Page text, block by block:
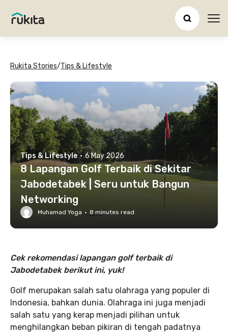
Rukita Stories/Tips & Lifestyle
Tips & Lifestyle · 6 May 2026
8 Lapangan Golf Terbaik di Sekitar
Jabodetabek | Seru untuk Bangun
Networking
Muhamad Yoga · 8 minutes read
Cek rekomendasi lapangan golf terbaik di
Jabodetabek berikut ini, yuk!
Golf merupakan salah satu olahraga yang populer di
Indonesia, bahkan dunia. Olahraga ini juga menjadi
salah satu yang kerap menjadi pilihan untuk
menghilangkan beban pikiran di tengah padatnya